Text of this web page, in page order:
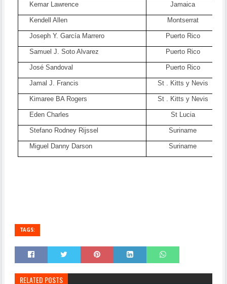
Kemar Lawrence Jamaica
Kendell Allen Montserrat
Joseph Y. García Marrero Puerto Rico
Samuel J. Soto Alvarez Puerto Rico
José Sandoval Puerto Rico
Jamal J. Francis St . Kitts y Nevis
Kimaree BA Rogers St . Kitts y Nevis
Eden Charles St Lucia
Stefano Rodney Rijssel Suriname
Miguel Danny Darson Suriname
TAGS:
RELATED POSTS